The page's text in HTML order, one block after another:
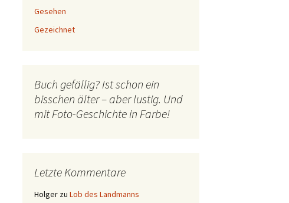
Gesehen
Gezeichnet
Buch gefällig? Ist schon ein
bisschen älter – aber lustig. Und
mit Foto-Geschichte in Farbe!
Letzte Kommentare
Holger zu Lob des Landmanns